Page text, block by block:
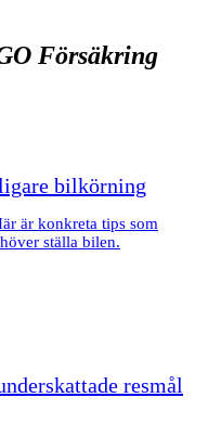
Försäkring
bilkörning
är konkreta tips som
ställa bilen.
resmål